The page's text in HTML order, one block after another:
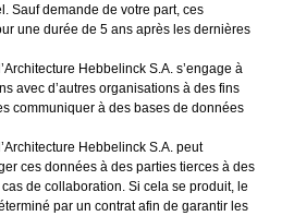
Sauf demande de votre part, ces
une durée de 5 ans après les dernières
Hebbelinck S.A. s’engage à
avec d’autres organisations à des fins
communiquer à des bases de données
Hebbelinck S.A. peut
ces données à des parties tierces à des
de collaboration. Si cela se produit, le
par un contrat afin de garantir les